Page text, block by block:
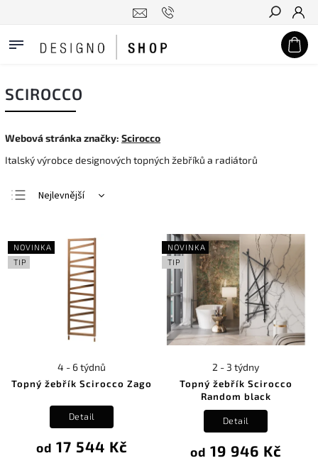
Hledat
SCIROCCO
Webová stránka značky: Scirocco
Italský výrobce designových topných žebříků a radiátorů
Nejlevnější
Nejprodávanější
Abecedně
NOVINKA
TIP
Topný žebřík Scirocco Zago
4 - 6 týdnů
od 17 544 Kč
Detail
NOVINKA
TIP
Topný žebřík Scirocco
Random black
2 - 3 týdny
od 19 946 Kč
Detail